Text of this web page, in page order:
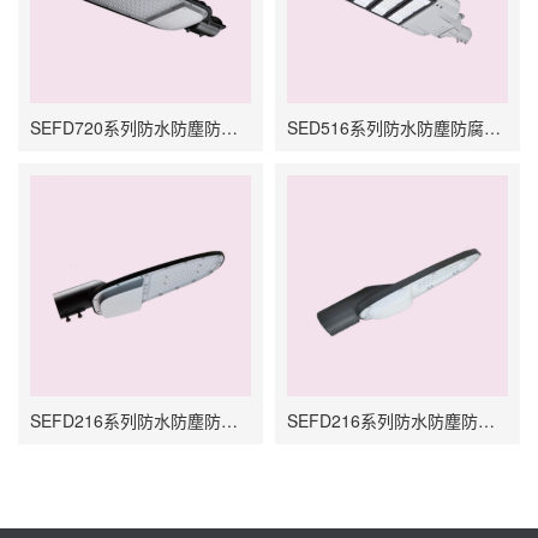
SEFD720系列防水防塵防腐LED燈 SED516系列防水防塵防腐LED燈
SEFD216系列防水防塵防腐LED燈 SEFD216系列防水防塵防腐LED燈